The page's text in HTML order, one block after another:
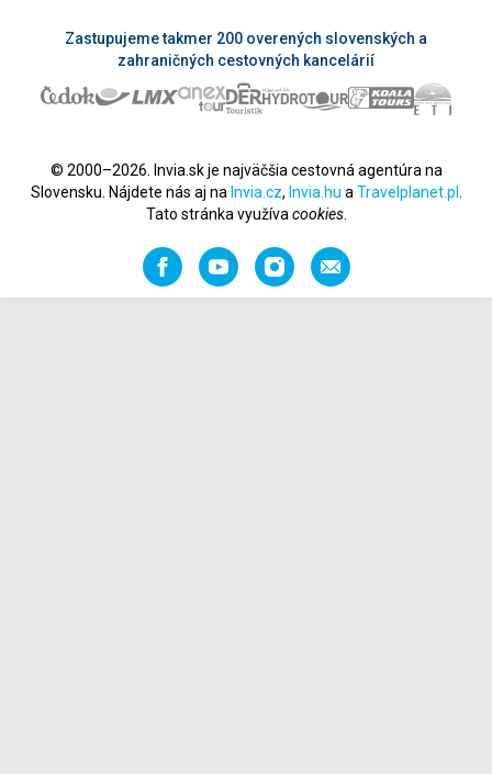
Zastupujeme takmer 200 overených slovenských a
zahraničných cestovných kancelárií
© 2000–2026. Invia.sk je najväčšia cestovná agentúra na
Slovensku. Nájdete nás aj na Invia.cz, Invia.hu a Travelplanet.pl
Tato stránka využíva cookies.
FacebookYouTubeInstagramOdporučiť